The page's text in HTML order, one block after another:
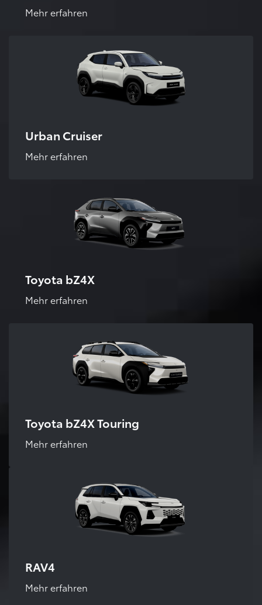
Mehr erfahren
Urban Cruiser
Mehr erfahren
Toyota bZ4X
Mehr erfahren
Toyota bZ4X Touring
Mehr erfahren
RAV4
Mehr erfahren